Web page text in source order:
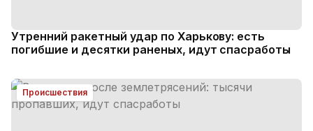
Утренний ракетный удар по Харькову: есть
погибшие и десятки раненых, идут спасработы
Происшествия